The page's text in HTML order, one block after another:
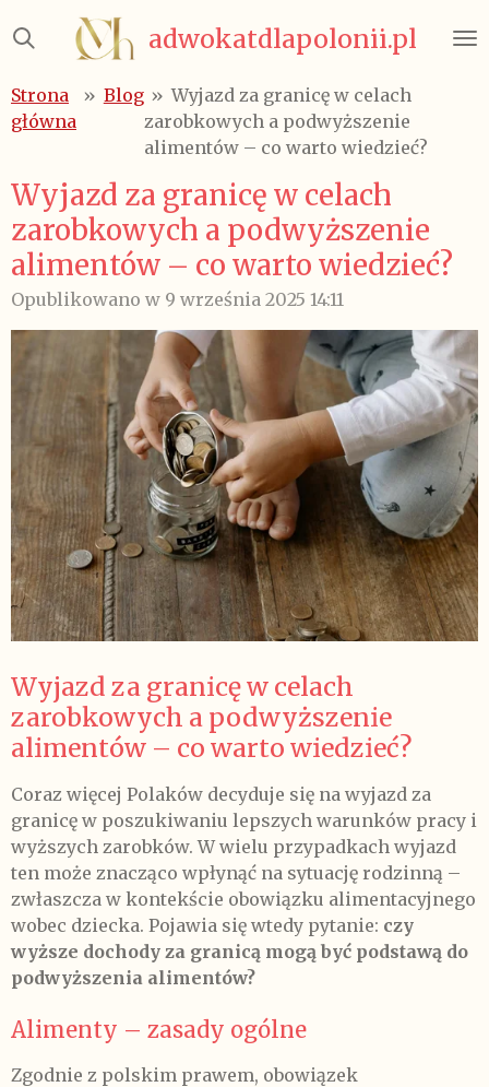
do
treści
adwokatdlapolonii.pl
Strona
główna
» Blog » Wyjazd za granicę w celach
zarobkowych a podwyższenie
alimentów – co warto wiedzieć?
Wyjazd za granicę w celach
zarobkowych a podwyższenie
alimentów – co warto wiedzieć?
Opublikowano w 9 września 2025 14:11
Wyjazd za granicę w celach
zarobkowych a podwyższenie
alimentów – co warto wiedzieć?
Coraz więcej Polaków decyduje się na wyjazd za
granicę w poszukiwaniu lepszych warunków pracy i
wyższych zarobków. W wielu przypadkach wyjazd
ten może znacząco wpłynąć na sytuację rodzinną –
zwłaszcza w kontekście obowiązku alimentacyjnego
wobec dziecka. Pojawia się wtedy pytanie: czy
wyższe dochody za granicą mogą być podstawą do
podwyższenia alimentów?
Alimenty – zasady ogólne
Zgodnie z polskim prawem, obowiązek